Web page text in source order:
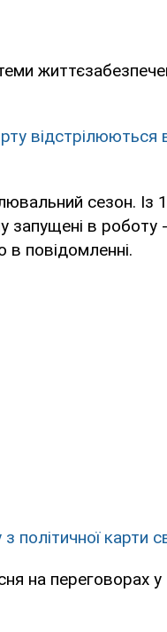
відстрілюються
сезон. Із
запущені в
в повідомленні.
політичної карти
на переговорах у